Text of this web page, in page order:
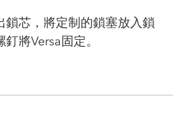
鎖芯，將定制的鎖塞放入鎖
將Versa固定。